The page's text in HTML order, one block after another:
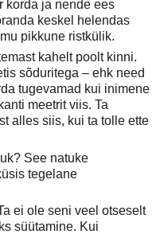
korda ja nende ees
keskel helendas
pikkune ristkülik.
kahelt poolt kinni.
sõduritega – ehk need
tugevamad kui inimene
meetrit viis. Ta
alles siis, kui ta tolle ette
See natuke
tegelane
ei ole seni veel otseselt
süütamine. Kui